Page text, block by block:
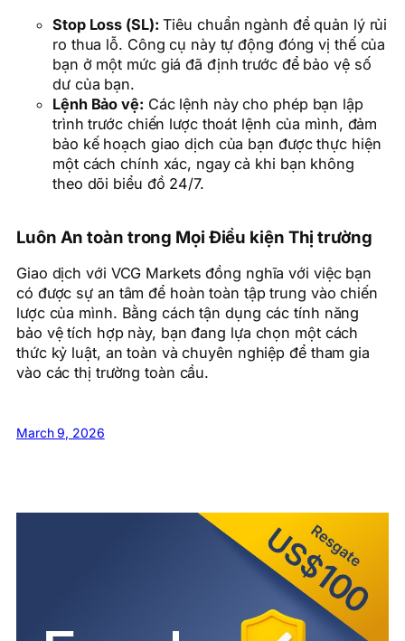
Stop Loss (SL): Tiêu chuẩn ngành để quản lý rủi
ro thua lỗ. Công cụ này tự động đóng vị thế của
bạn ở một mức giá đã định trước để bảo vệ số
dư của bạn.
Lệnh Bảo vệ: Các lệnh này cho phép bạn lập
trình trước chiến lược thoát lệnh của mình, đảm
bảo kế hoạch giao dịch của bạn được thực hiện
một cách chính xác, ngay cả khi bạn không
theo dõi biểu đồ 24/7.
Luôn An toàn trong Mọi Điều kiện Thị trường
Giao dịch với VCG Markets đồng nghĩa với việc bạn
có được sự an tâm để hoàn toàn tập trung vào chiến
lược của mình. Bằng cách tận dụng các tính năng
bảo vệ tích hợp này, bạn đang lựa chọn một cách
thức kỷ luật, an toàn và chuyên nghiệp để tham gia
vào các thị trường toàn cầu.
March 9, 2026